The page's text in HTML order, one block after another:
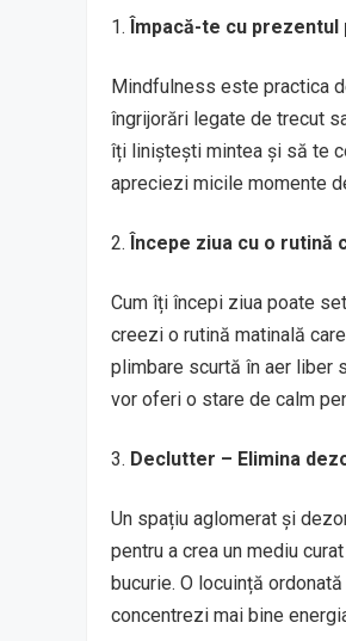
Împacă-te cu prezentul
Mindfulness este practica
îngrijorări legate de trecut
îți liniștești mintea și să te
apreciezi micile momente
Începe ziua cu o rutină
Cum îți începi ziua poate
creezi o rutină matinală
plimbare scurtă în aer liber
vor oferi o stare de calm
Declutter – Elimina
Un spațiu aglomerat și
pentru a crea un mediu
bucurie. O locuință
concentrezi mai bine